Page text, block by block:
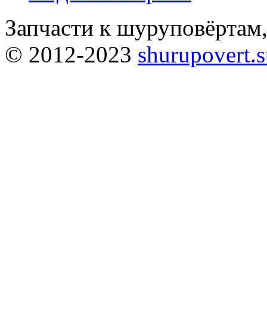
Запчасти к
© 2012-2023